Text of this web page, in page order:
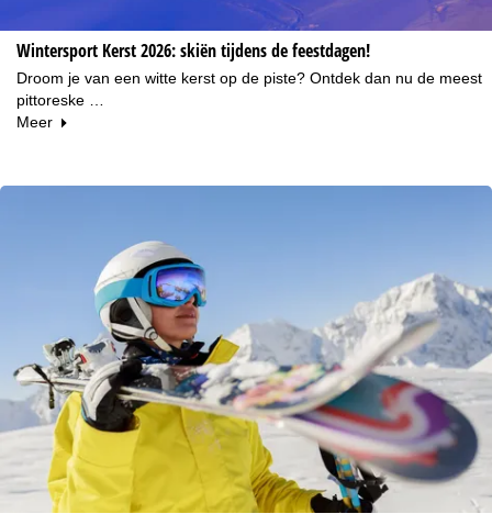
Wintersport Kerst 2026: skiën tijdens de feestdagen!
Droom je van een witte kerst op de piste? Ontdek dan nu de meest
pittoreske …
Meer